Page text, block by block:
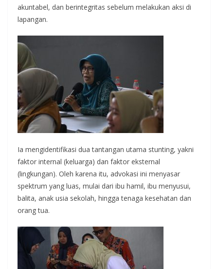
akuntabel, dan berintegritas sebelum melakukan aksi di
lapangan.
Ia mengidentifikasi dua tantangan utama stunting, yakni
faktor internal (keluarga) dan faktor eksternal
(lingkungan). Oleh karena itu, advokasi ini menyasar
spektrum yang luas, mulai dari ibu hamil, ibu menyusui,
balita, anak usia sekolah, hingga tenaga kesehatan dan
orang tua.